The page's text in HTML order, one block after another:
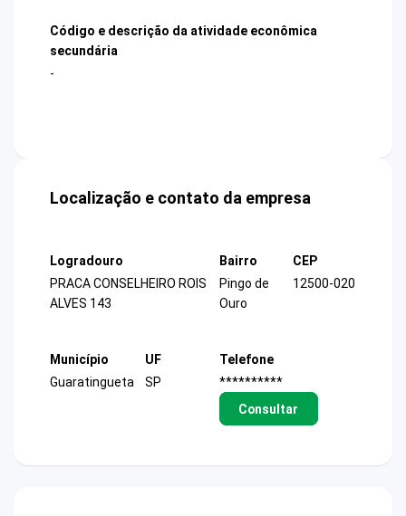
Código e descrição da atividade econômica
secundária
-
Localização e contato da empresa
Logradouro
PRACA CONSELHEIRO ROIS
ALVES 143
Bairro
Pingo de
Ouro
CEP
12500-020
Município
Guaratingueta
UF
SP
Telefone
**********
Consultar